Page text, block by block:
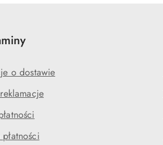
o dostawie